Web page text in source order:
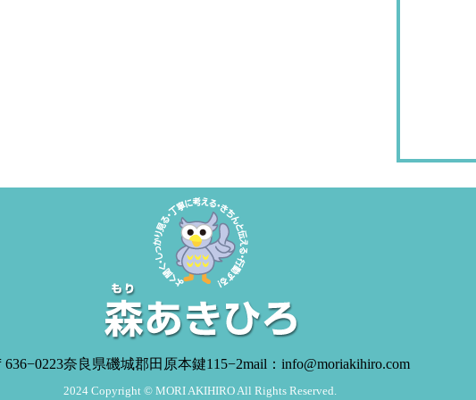
636−0223奈良県磯城郡田原本鍵115−2mail：info@moriakihiro.com
2024 Copyright © MORI AKIHIRO All Rights Reserved.